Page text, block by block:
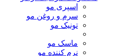
اسپری مو
سرم و روغن مو
تونیک مو
ماسک مو
نرم کننده مو